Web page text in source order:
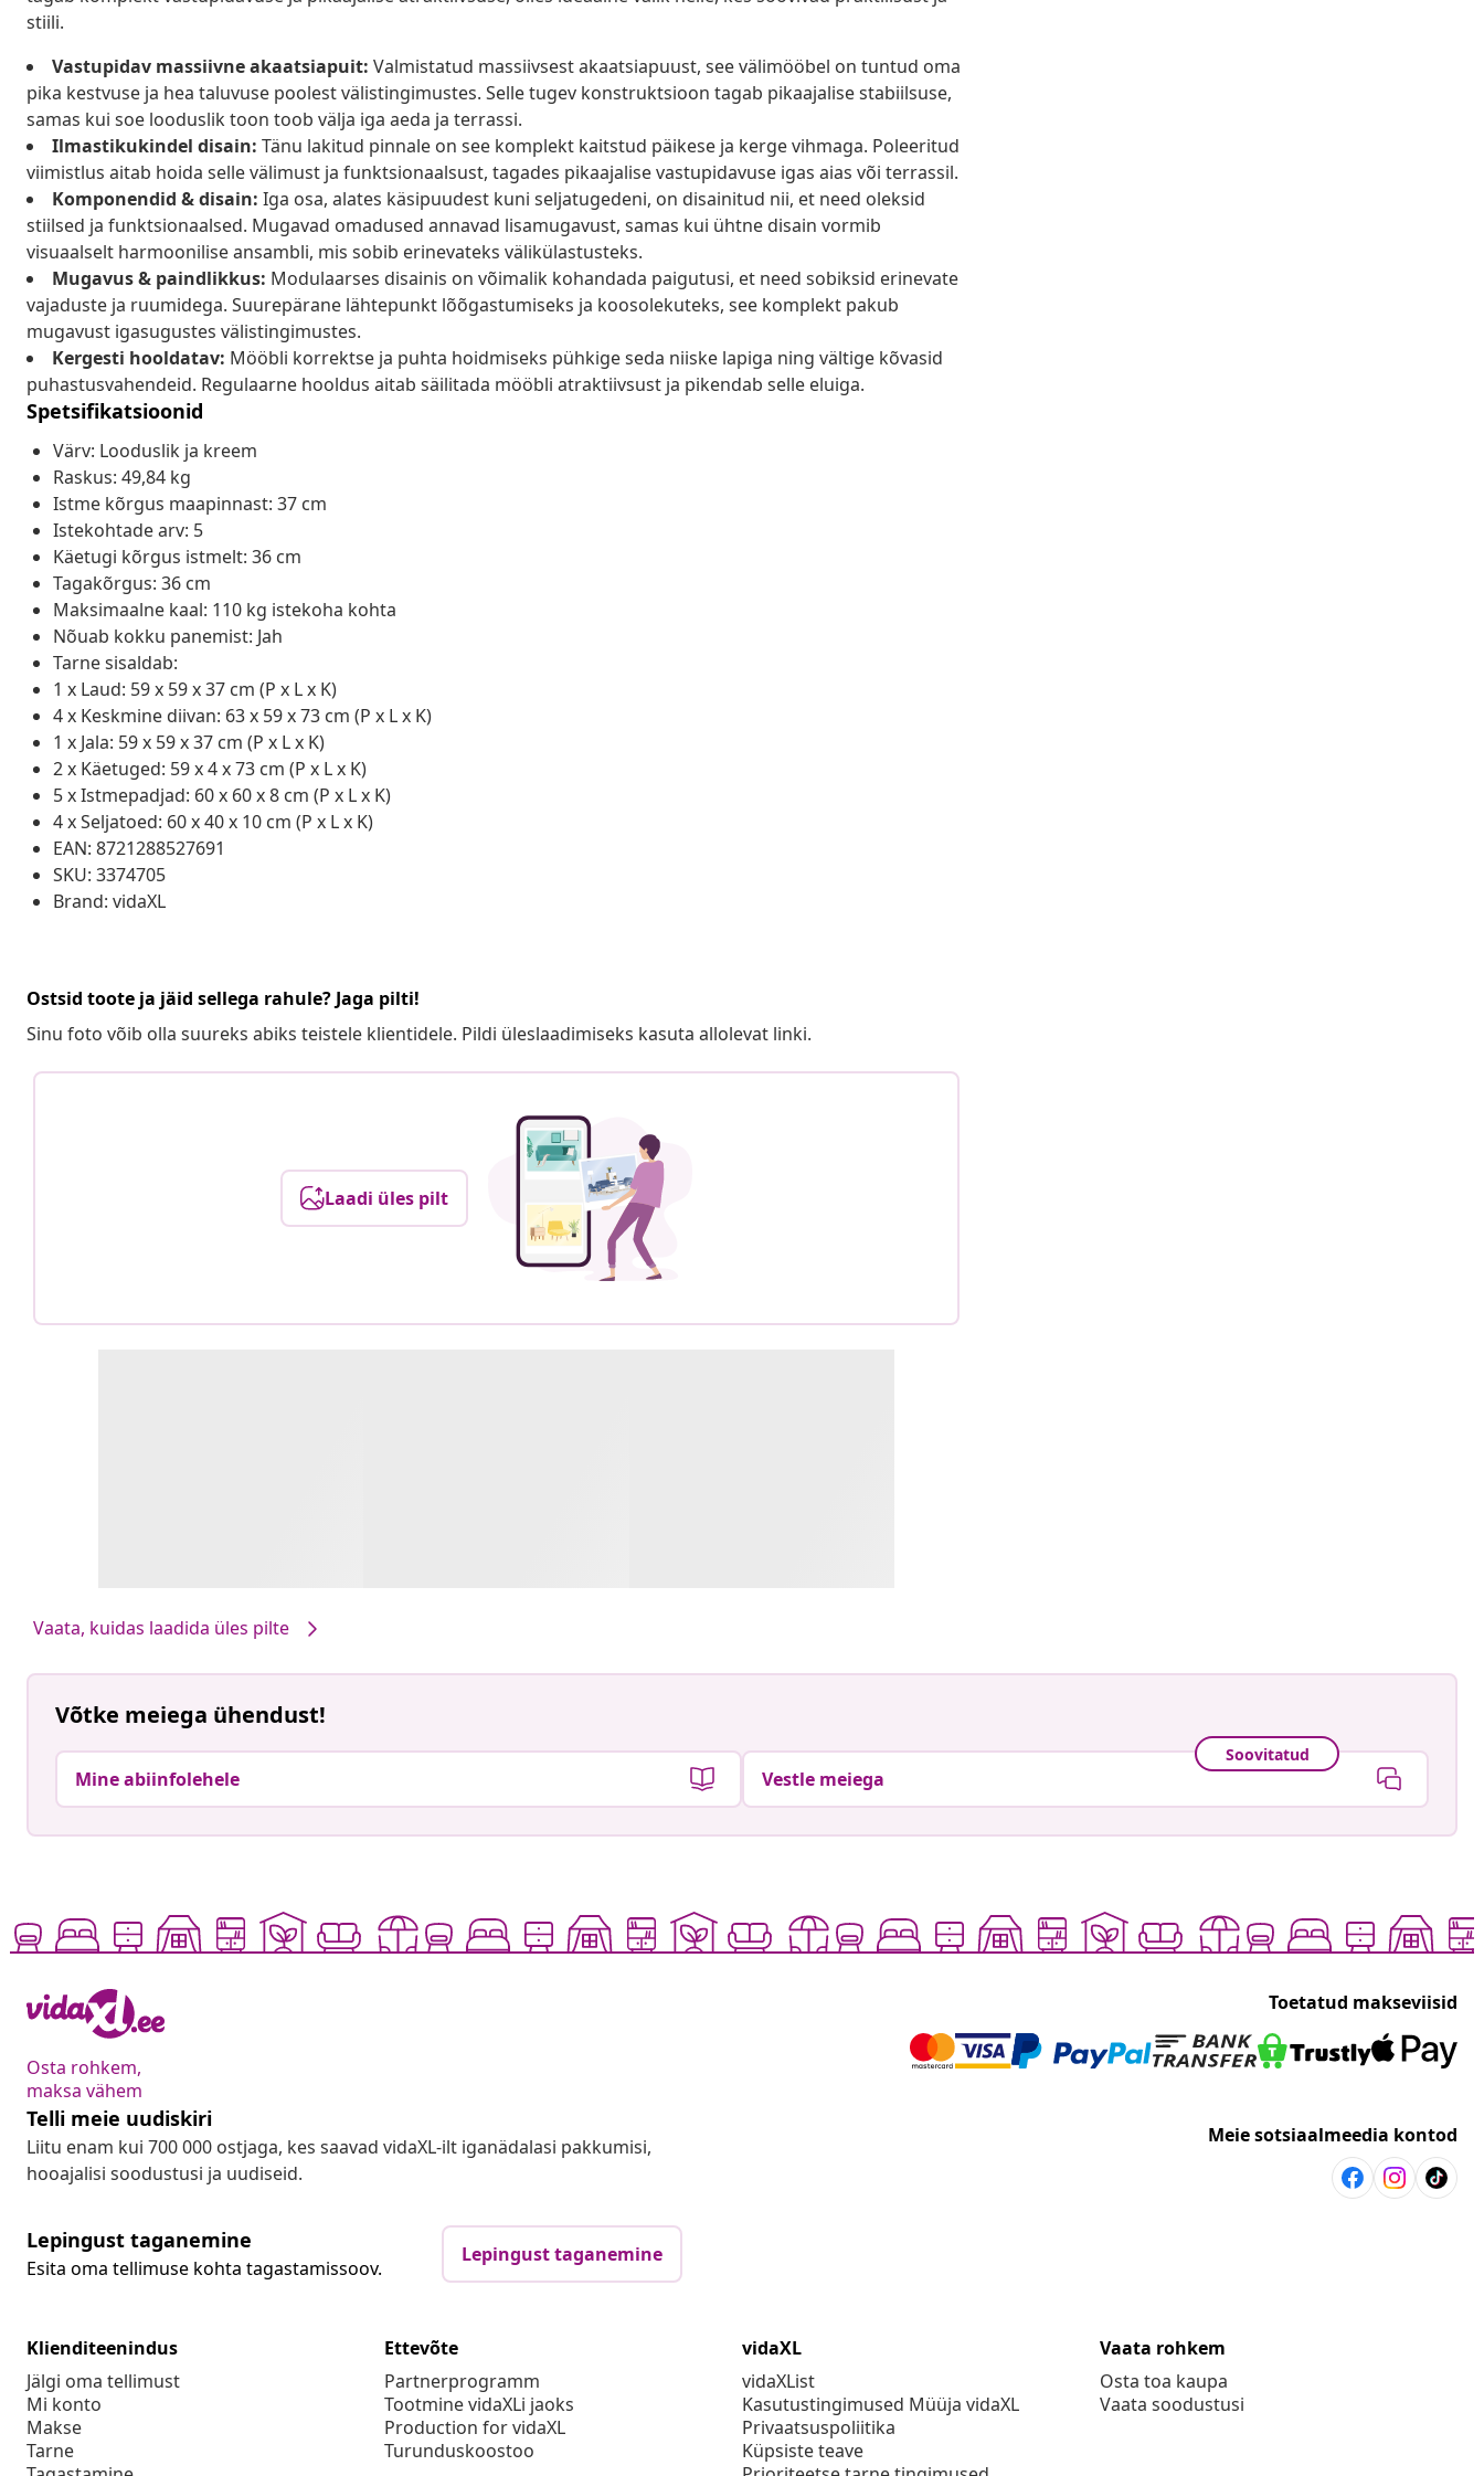
stiili.
Vastupidav massiivne akaatsiapuit: Valmistatud massiivsest akaatsiapuust, see välimööbel on tuntud oma
pika kestvuse ja hea taluvuse poolest välistingimustes. Selle tugev konstruktsioon tagab pikaajalise stabiilsuse,
samas kui soe looduslik toon toob välja iga aeda ja terrassi.
Ilmastikukindel disain: Tänu lakitud pinnale on see komplekt kaitstud päikese ja kerge vihmaga. Poleeritud
viimistlus aitab hoida selle välimust ja funktsionaalsust, tagades pikaajalise vastupidavuse igas aias või terrassil.
Komponendid & disain: Iga osa, alates käsipuudest kuni seljatugedeni, on disainitud nii, et need oleksid
stiilsed ja funktsionaalsed. Mugavad omadused annavad lisamugavust, samas kui ühtne disain vormib
visuaalselt harmoonilise ansambli, mis sobib erinevateks välikülastusteks.
Mugavus & paindlikkus: Modulaarses disainis on võimalik kohandada paigutusi, et need sobiksid erinevate
vajaduste ja ruumidega. Suurepärane lähtepunkt lõõgastumiseks ja koosolekuteks, see komplekt pakub
mugavust igasugustes välistingimustes.
Kergesti hooldatav: Mööbli korrektse ja puhta hoidmiseks pühkige seda niiske lapiga ning vältige kõvasid
puhastusvahendeid. Regulaarne hooldus aitab säilitada mööbli atraktiivsust ja pikendab selle eluiga.
Spetsifikatsioonid
Värv: Looduslik ja kreem
Raskus: 49,84 kg
Istme kõrgus maapinnast: 37 cm
Istekohtade arv: 5
Käetugi kõrgus istmelt: 36 cm
Tagakõrgus: 36 cm
Maksimaalne kaal: 110 kg istekoha kohta
Nõuab kokku panemist: Jah
Tarne sisaldab:
1 x Laud: 59 x 59 x 37 cm (P x L x K)
4 x Keskmine diivan: 63 x 59 x 73 cm (P x L x K)
1 x Jala: 59 x 59 x 37 cm (P x L x K)
2 x Käetuged: 59 x 4 x 73 cm (P x L x K)
5 x Istmepadjad: 60 x 60 x 8 cm (P x L x K)
4 x Seljatoed: 60 x 40 x 10 cm (P x L x K)
EAN: 8721288527691
SKU: 3374705
Brand: vidaXL
Ostsid toote ja jäid sellega rahule? Jaga pilti!
Sinu foto võib olla suureks abiks teistele klientidele. Pildi üleslaadimiseks kasuta allolevat linki.
Laadi üles pilt
Vaata, kuidas laadida üles pilte
Võtke meiega ühendust!
Mine abiinfolehele
Soovitatud
Vestle meiega
Osta rohkem,
maksa vähem
Toetatud makseviisid
Telli meie uudiskiri
Liitu enam kui 700 000 ostjaga, kes saavad vidaXL-ilt iganädalasi pakkumisi,
hooajalisi soodustusi ja uudiseid.
Meie sotsiaalmeedia kontod
Lepingust taganemine
Esita oma tellimuse kohta tagastamissoov.
Lepingust taganemine
Klienditeenindus
Jälgi oma tellimust
Mi konto
Makse
Tarne
Ettevõte
Partnerprogramm
Tootmine vidaXLi jaoks
Production for vidaXL
Turunduskoostoo
vidaXL
vidaXList
Kasutustingimused Müüja vidaXL
Privaatsuspoliitika
Küpsiste teave
Vaata rohkem
Osta toa kaupa
Vaata soodustusi